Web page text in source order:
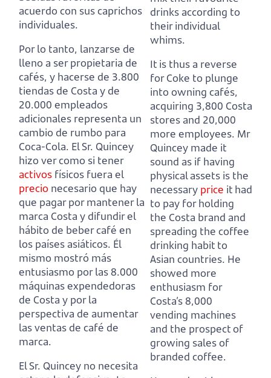
acuerdo con sus caprichos
individuales.
Por lo tanto, lanzarse de
lleno a ser propietaria de
cafés, y hacerse de 3.800
tiendas de Costa y de
20.000 empleados
adicionales representa un
cambio de rumbo para
Coca-Cola. El Sr. Quincey
hizo ver como si tener
activos físicos fuera el
precio necesario que hay
que pagar por mantener la
marca Costa y difundir el
hábito de beber café en
los países asiáticos. Él
mismo mostró más
entusiasmo por las 8.000
máquinas expendedoras
de Costa y por la
perspectiva de aumentar
las ventas de café de
marca.
El Sr. Quincey no necesita
drinks according to
their individual
whims.
It is thus a reverse
for Coke to plunge
into owning cafés,
acquiring 3,800 Costa
stores and 20,000
more employees. Mr
Quincey made it
sound as if having
physical assets is the
necessary price it had
to pay for holding
the Costa brand and
spreading the coffee
drinking habit to
Asian countries. He
showed more
enthusiasm for
Costa’s 8,000
vending machines
and the prospect of
growing sales of
branded coffee.